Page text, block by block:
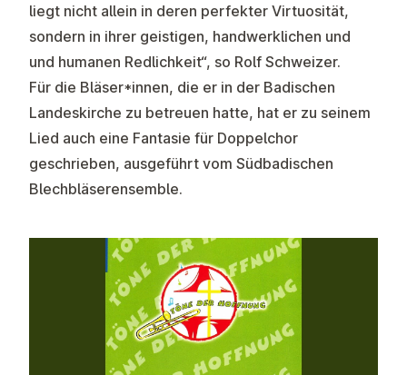
liegt nicht allein in deren perfekter Virtuosität,
sondern in ihrer geistigen, handwerklichen und
und humanen Redlichkeit“, so Rolf Schweizer.
Für die Bläser*innen, die er in der Badischen
Landeskirche zu betreuen hatte, hat er zu seinem
Lied auch eine Fantasie für Doppelchor
geschrieben, ausgeführt vom Südbadischen
Blechbläserensemble.